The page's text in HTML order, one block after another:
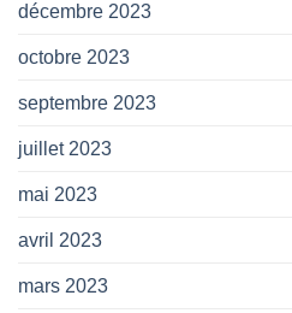
décembre 2023
octobre 2023
septembre 2023
juillet 2023
mai 2023
avril 2023
mars 2023